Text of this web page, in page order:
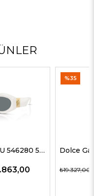
Dolce Gabbana 4469 501/87 59 G Kadın Güneş Gözlükleri
₺12.563,00